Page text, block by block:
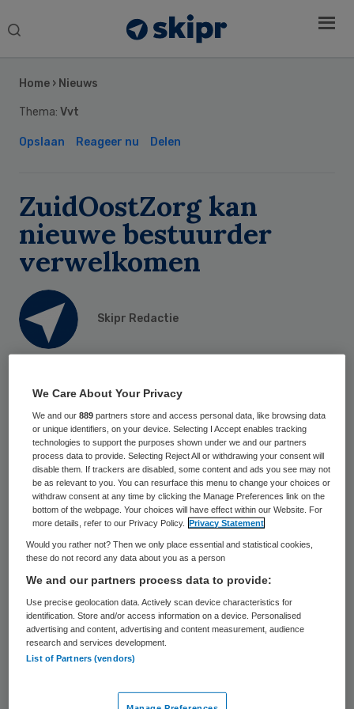
Search
Home › Nieuws
Thema: Vvt
Opslaan Reageer nu Delen
ZuidOostZorg kan
nieuwe bestuurder
verwelkomen
Skipr Redactie
Karine van der Kraan treedt per 1
september 2023 toe tot de raad van
bestuur bij zorg- en kennisorganisatie
ZuidOostZorg. Ze volgt Anke Huizenga op,
die per 31 december 2023 afscheid neemt.
Per 1 januari 2024 vormt Van der Kraan dan
samen met Simone Meertens de raad van
bestuur.
Van der Kraan is een bekend gezicht binnen
Sidebar
We Care About Your Privacy
We and our889 partners store and access personal data, like browsing data
or unique identifiers, on your device. Selecting I Accept enables tracking
technologies to support the purposes shown under we and our partners
process data to provide. Selecting Reject All or withdrawing your consent will
disable them. If trackers are disabled, some content and ads you see may not
be as relevant to you. You can resurface this menu to change your choices or
withdraw consent at any time by clicking the Manage Preferences link on the
bottom of the webpage. Your choices will have effect within our Website. For
more details, refer to our Privacy Policy.
Privacy Statement
Would you rather not? Then we only place essential and statistical cookies,
these do not record any data about you as a person
We and our partners process data to provide:
Use precise geolocation data. Actively scan device characteristics for
identification. Store and/or access information on a device. Personalised
advertising and content, advertising and content measurement, audience
research and services development.
List of Partners (vendors)